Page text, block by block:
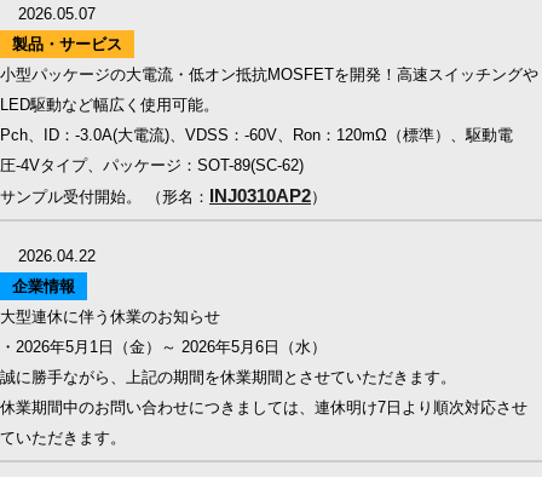
2026.05.07
製品・サービス
小型パッケージの大電流・低オン抵抗MOSFETを開発！高速スイッチングや
LED駆動など幅広く使用可能。
Pch、ID：-3.0A(大電流)、VDSS：-60V、Ron：120mΩ（標準）、駆動電
圧-4Vタイプ、パッケージ：SOT-89(SC-62)
サンプル受付開始。 （形名： INJ0310AP2）
2026.04.22
企業情報
大型連休に伴う休業のお知らせ
・2026年5月1日（金）～ 2026年5月6日（水）
誠に勝手ながら、上記の期間を休業期間とさせていただきます。
休業期間中のお問い合わせにつきましては、連休明け7日より順次対応させ
ていただきます。